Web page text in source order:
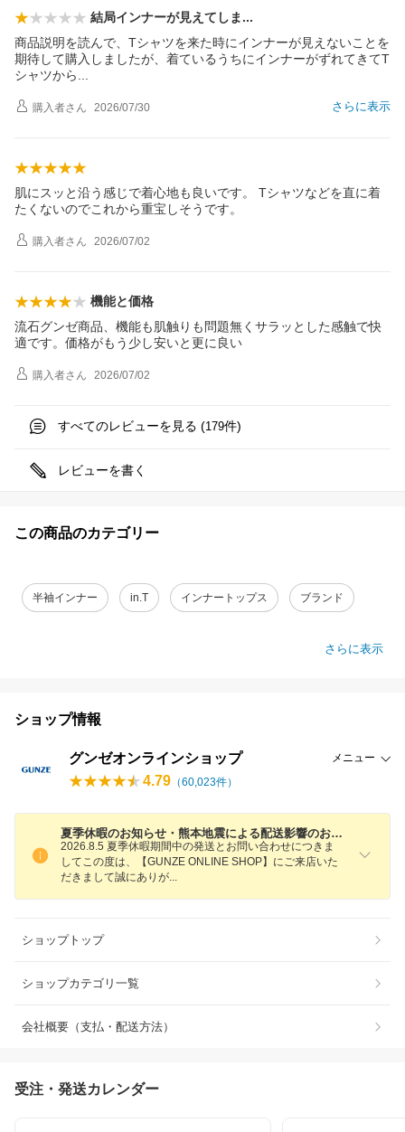
結局インナーが見えてし ま
商品説明を読んで、Tシャツを来た時にインナーが見えないことを
期待して購入しましたが、着ているうちにインナーがずれてきてT
シャツから
さらに表示
購入者さん 2026/07/30
肌にスッと沿う感じで着心地も良いです。 Tシャツなどを直に着
たくないのでこれから重宝しそうです。
購入者さん 2026/07/02
機能と価格
流石グンゼ商品、機能も肌触りも問題無くサラッとした感触で快
適です。価格がもう少し安いと更に良い
購入者さん 2026/07/02
すべてのレビューを見る (179件)
レビューを書く
この商品のカテゴリー
半袖インナー in.T インナートップス ブランド
さらに表示
ショップ情報
グンゼオンラインショップ メニュー
4.79 （60,023件）
夏季休暇のお知らせ・熊本地震による配送影響のお知らせ
2026.8.5 夏季休暇期間中の発送とお問い合わせにつきま
してこの度は、【GUNZE ONLINE SHOP】にご来店いた
だきまして誠にあり が
ショップトップ
ショップカテゴリ一覧
会社概要（支払・配送方法）
受注・発送カレンダー